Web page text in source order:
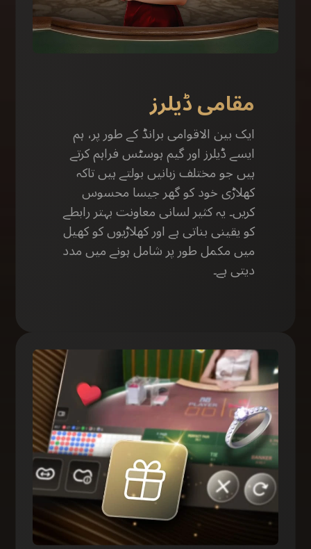
مقامی ڈیلرز
ایک بین الاقوامی برانڈ کے طور پر، ہم
ایسے ڈیلرز اور گیم ہوسٹس فراہم کرتے
ہیں جو مختلف زبانیں بولتے ہیں تاکہ
کھلاڑی خود کو گھر جیسا محسوس
کریں۔ یہ کثیر لسانی معاونت بہتر رابطے
کو یقینی بناتی ہے اور کھلاڑیوں کو کھیل
میں مکمل طور پر شامل ہونے میں مدد
دیتی ہے۔